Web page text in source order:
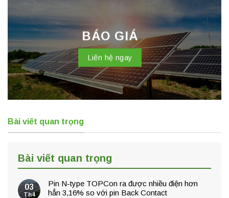
BÁO GIÁ
Liên hệ ngay
Bài viết quan trọng
Bài viết quan trọng
03
Th4
Pin N-type TOPCon ra được nhiều điện hơn
hẳn 3,16% so với pin Back Contact